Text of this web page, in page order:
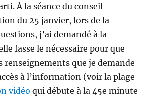
À la séance du conseil
du 25 janvier, lors de la
j’ai demandé à la
fasse le nécessaire pour que
renseignements que je demande
à l’information (voir la plage
vidéoqui débute à la 45e minute